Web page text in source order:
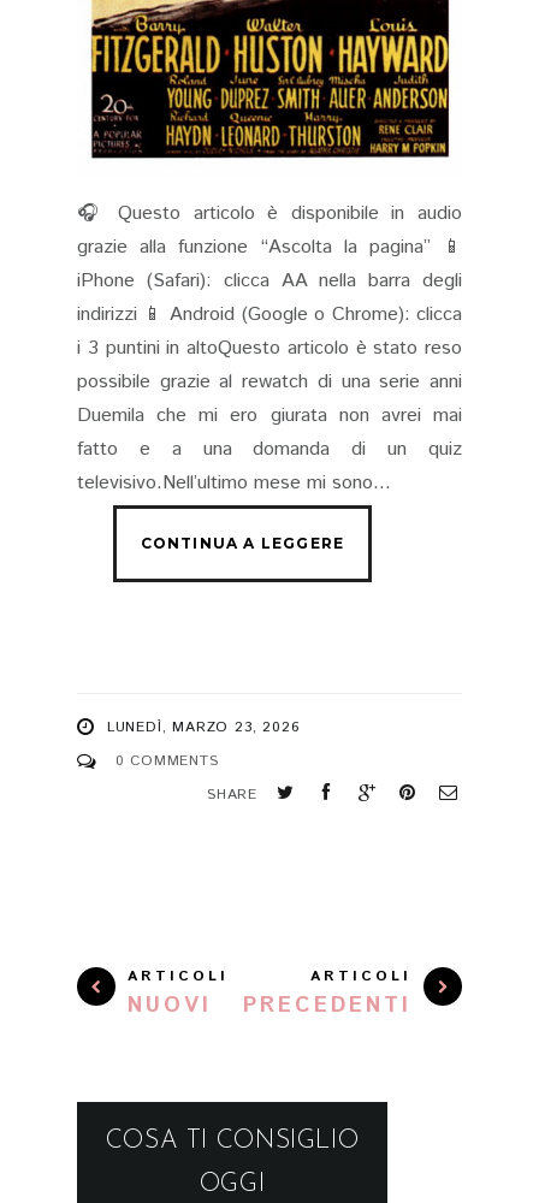
🎧 Questo articolo è disponibile in audio
grazie alla funzione “Ascolta la pagina” 📱
iPhone (Safari): clicca AA nella barra degli
indirizzi 📱 Android (Google o Chrome): clicca
i 3 puntini in altoQuesto articolo è stato reso
possibile grazie al rewatch di una serie anni
Duemila che mi ero giurata non avrei mai
fatto e a una domanda di un quiz
televisivo.Nell’ultimo mese mi sono...
LUNEDÌ, MARZO 23, 2026
0 COMMENTS
SHARE
ARTICOLI
NUOVI
ARTICOLI
PRECEDENTI
COSA TI CONSIGLIO
OGGI